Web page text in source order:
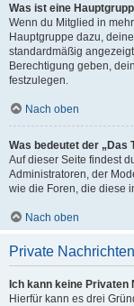
Was ist eine
Wenn du Mitglied in
Hauptgruppe dazu,
standardmäßig
Berechtigung geben,
festzulegen.
Nach oben
Was bedeutet der „Das
Auf dieser Seite findest
Administratoren, der
wie die Foren, die diese
Nach oben
Private Nachrichten
Ich kann keine
Hierfür kann es drei